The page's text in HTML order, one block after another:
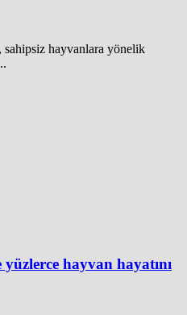
sahipsiz hayvanlara yönelik
hayvan hayatını